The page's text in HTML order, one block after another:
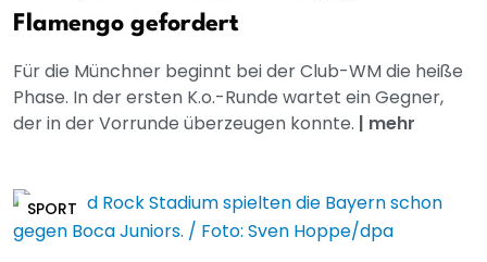
Flamengo gefordert
Für die Münchner beginnt bei der Club-WM die heiße
Phase. In der ersten K.o.-Runde wartet ein Gegner,
der in der Vorrunde überzeugen konnte. | mehr
SPORT